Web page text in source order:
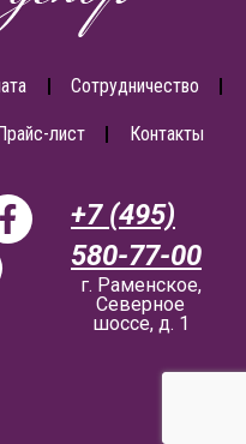
Сотрудничество
лист Контакты
+7 (495)
580-77-00
г. Раменское,
Северное
шоссе, д. 1